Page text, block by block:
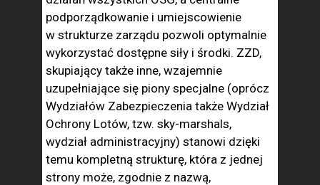
podporządkowanie i umiejscowienie
w strukturze zarządu pozwoli optymalnie
wykorzystać dostępne siły i środki. ZZD,
skupiający także inne, wzajemnie
uzupełniające się piony specjalne (oprócz
Wydziałów Zabezpieczenia także Wydział
Ochrony Lotów, tzw. sky-marshals,
wydział administracyjny) stanowi dzięki
temu kompletną strukturę, która z jednej
strony może, zgodnie z nazwą,